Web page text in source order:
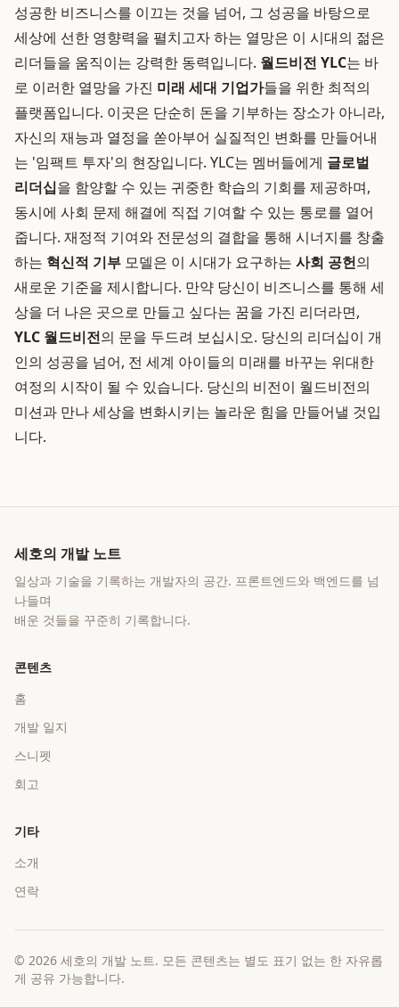
성공한 비즈니스를 이끄는 것을 넘어, 그 성공을 바탕으로
세상에 선한 영향력을 펼치고자 하는 열망은 이 시대의 젊은
리더들을 움직이는 강력한 동력입니다. 월드비전 YLC는 바
로 이러한 열망을 가진 미래 세대 기업가들을 위한 최적의
플랫폼입니다. 이곳은 단순히 돈을 기부하는 장소가 아니라,
자신의 재능과 열정을 쏟아부어 실질적인 변화를 만들어내
는 '임팩트 투자'의 현장입니다. YLC는 멤버들에게 글로벌
리더십을 함양할 수 있는 귀중한 학습의 기회를 제공하며,
동시에 사회 문제 해결에 직접 기여할 수 있는 통로를 열어
줍니다. 재정적 기여와 전문성의 결합을 통해 시너지를 창출
하는 혁신적 기부 모델은 이 시대가 요구하는 사회 공헌의
새로운 기준을 제시합니다. 만약 당신이 비즈니스를 통해 세
상을 더 나은 곳으로 만들고 싶다는 꿈을 가진 리더라면,
YLC 월드비전의 문을 두드려 보십시오. 당신의 리더십이 개
인의 성공을 넘어, 전 세계 아이들의 미래를 바꾸는 위대한
여정의 시작이 될 수 있습니다. 당신의 비전이 월드비전의
미션과 만나 세상을 변화시키는 놀라운 힘을 만들어낼 것입
니다.
세호의 개발 노트
일상과 기술을 기록하는 개발자의 공간. 프론트엔드와 백엔드를 넘
나들며
배운 것들을 꾸준히 기록합니다.
콘텐츠
홈
개발 일지
스니펫
회고
기타
소개
연락
© 2026 세호의 개발 노트. 모든 콘텐츠는 별도 표기 없는 한 자유롭
게 공유 가능합니다.